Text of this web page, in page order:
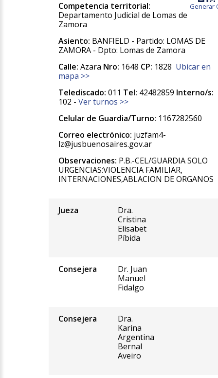
Generar
Competencia territorial:
Departamento Judicial de Lomas de
Zamora
Asiento: BANFIELD - Partido: LOMAS DE
ZAMORA - Dpto: Lomas de Zamora
Calle: Azara Nro: 1648 CP: 1828 Ubicar en
mapa >>
Telediscado: 011 Tel: 42482859 Interno/s:
102 - Ver turnos >>
Celular de Guardia/Turno: 1167282560
Correo electrónico: juzfam4-
lz@jusbuenosaires.gov.ar
Observaciones: P.B.-CEL/GUARDIA SOLO
URGENCIAS:VIOLENCIA FAMILIAR,
INTERNACIONES,ABLACION DE ORGANOS
Jueza
Dra.
Cristina
Elisabet
Píbida
Consejera
Dr. Juan
Manuel
Fidalgo
Consejera
Dra.
Karina
Argentina
Bernal
Aveiro